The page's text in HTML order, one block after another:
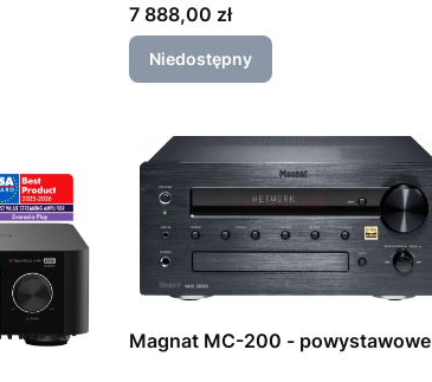
Cena
7 888,00 zł
Niedostępny
Magnat MC-200 - powystawowe